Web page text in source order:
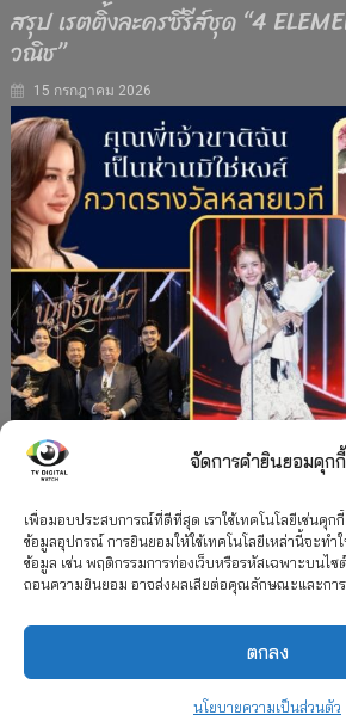
จัดการคำยินยอมคุกกี้
เพื่อมอบประสบการณ์ที่ดีที่สุด เราใช้เทคโนโลยีเช่นคุก
ข้อมูลอุปกรณ์ การยินยอมให้ใช้เทคโนโลยีเหล่านี้จะทำ
ข้อมูล เช่น พฤติกรรมการท่องเว็บหรือรหัสเฉพาะบนไ
ถอนความยินยอม อาจส่งผลเสียต่อคุณลักษณะและการ
ตกลง
นโยบายความเป็นส่วนตัว
สรุป เรตติ้งละครซีรีส์ชุด “4
วณิช”
15 กรกฎาคม 2026
”คุณพี่เจ้าขาดิฉันเป็นห่านมิใช่ห
เพียบ จาก 8 เวที
2026 TV Digital Watch All Rights